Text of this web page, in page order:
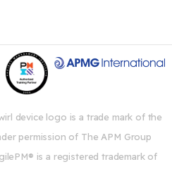
device logo is a trade mark of the
permission of The APM Group
is a registered trademark of